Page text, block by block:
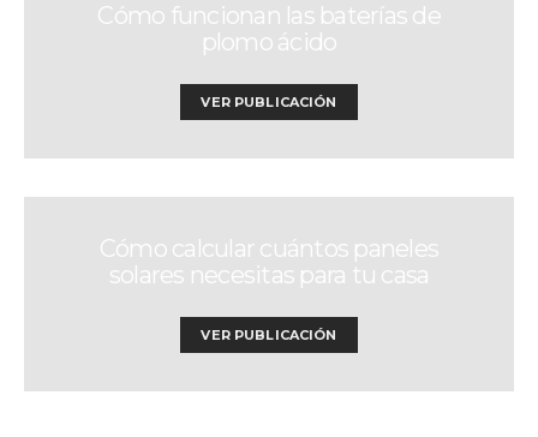
Cómo funcionan las baterías de
plomo ácido
VER PUBLICACIÓN
Cómo calcular cuántos paneles
solares necesitas para tu casa
VER PUBLICACIÓN